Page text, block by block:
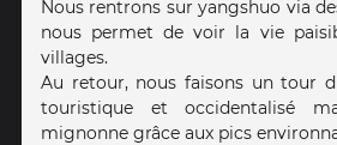
Nous rentrons sur yangshuo via
nous permet de voir la vie
villages.
Au retour, nous faisons un tour
touristique et occidentalisé
mignonne grâce aux pics